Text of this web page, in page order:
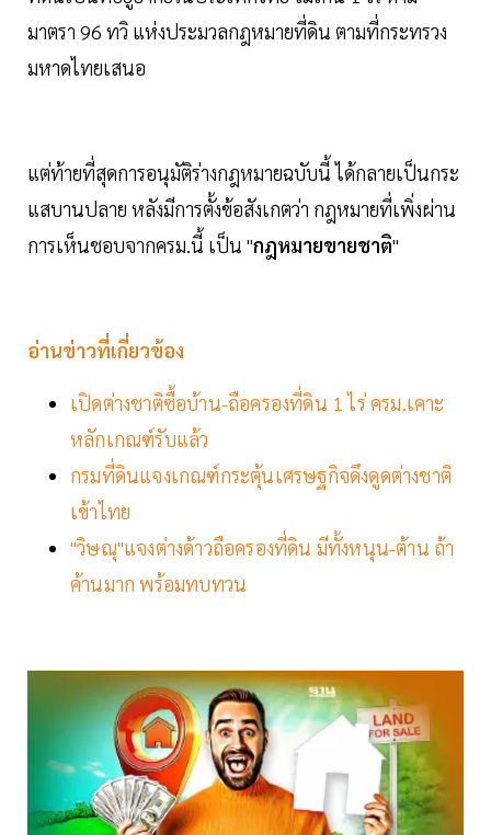
มาตรา 96 ทวิ แห่งประมวลกฎหมายที่ดิน ตามที่กระทรวง
มหาดไทยเสนอ
แต่ท้ายที่สุดการอนุมัติร่างกฎหมายฉบับนี้ ได้กลายเป็นกระ
แสบานปลาย หลังมีการตั้งข้อสังเกตว่า กฎหมายที่เพิ่งผ่าน
การเห็นชอบจากครม.นี้ เป็น "กฎหมายขายชาติ"
อ่านข่าวที่เกี่ยวข้อง
เปิดต่างชาติซื้อบ้าน-ถือครองที่ดิน 1 ไร่ ครม.เคาะ
หลักเกณฑ์รับแล้ว
กรมที่ดินแจงเกณฑ์กระตุ้นเศรษฐกิจดึงดูดต่างชาติ
เข้าไทย
"วิษณุ"แจงต่างด้าวถือครองที่ดิน มีทั้งหนุน-ต้าน ถ้า
ค้านมาก พร้อมทบทวน